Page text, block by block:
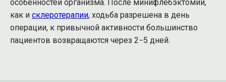
особенностей организма. После минифлебэктомии,
как и склеротерапии, ходьба разрешена в день
операции, к привычной активности большинство
пациентов возвращаются через 2−5 дней.